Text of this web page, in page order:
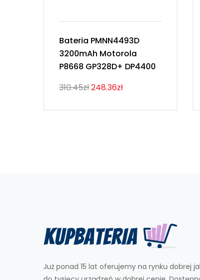
Bateria PMNN4493D
3200mAh Motorola
P8668 GP328D+ DP4400
310.45zł248.36zł
Już ponad 15 lat oferujemy na rynku dobrej